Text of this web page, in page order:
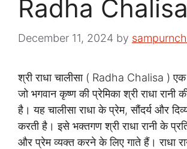
Radha Chalisa
December 11, 2024 by
श्री राधा चालीसा ( Radha Chalisa ) एक
जो भगवान कृष्ण की प्रेमिका श्री राधा रानी
है। यह चालीसा राधा के प्रेम, सौंदर्य और
करती है। इसे भक्तगण श्री राधा रानी के
और प्रेम व्यक्त करने के लिए गाते हैं। राधा